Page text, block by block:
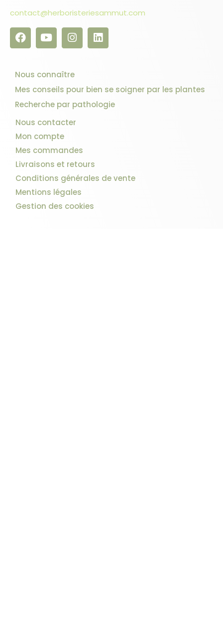
1 avis
contact@herboristeriesammut.com
Nous connaître
Mes conseils pour bien se soigner par les plantes
Recherche par pathologie
Nous contacter
Mon compte
Mes commandes
Livraisons et retours
Conditions générales de vente
Mentions légales
Gestion des cookies